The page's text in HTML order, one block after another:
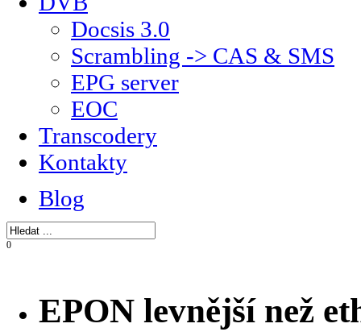
Docsis 3.0
Scrambling -> CAS & SMS
EPG server
EOC
Transcodery
Kontakty
Blog
0
EPON levnější než